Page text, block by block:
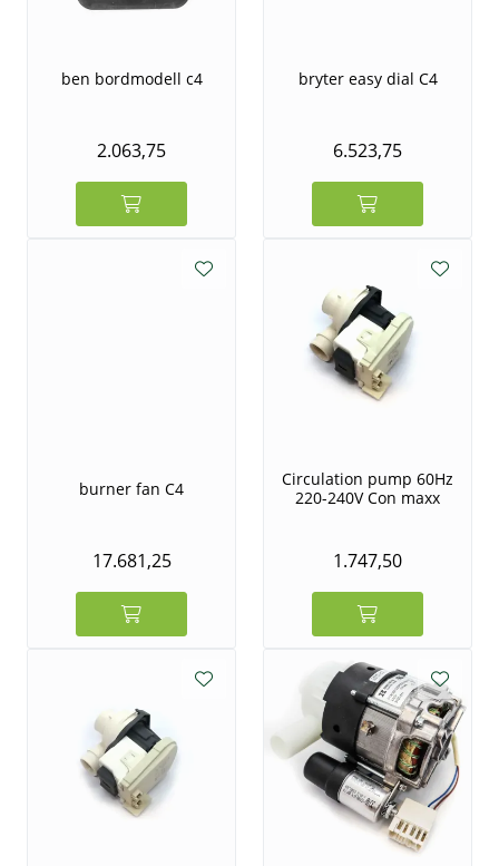
ben bordmodell c4
2.063,75
bryter easy dial C4
6.523,75
burner fan C4
17.681,25
Circulation pump 60Hz
220-240V Con maxx
1.747,50